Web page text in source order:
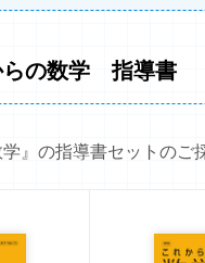
の数学 指導書
』の指導書セットのご